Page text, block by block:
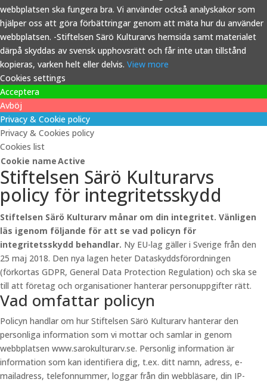
webbplatsen ska fungera bra. Vi använder också analyskakor som
hjälper oss att göra förbättringar genom att mäta hur du använder
webbplatsen. -Stiftelsen Särö Kulturarvs hemsida samt materialet
därpå skyddas av svensk upphovsrätt och får inte utan tillstånd
kopieras, varken helt eller delvis. View more
Cookies settings
Acceptera
Avböj
Privacy & Cookie policy
Privacy & Cookies policy
Cookies list
Cookie nameActive
Stiftelsen Särö Kulturarvs
policy för integritetsskydd
Stiftelsen Särö Kulturarv månar om din integritet. Vänligen
läs igenom följande för att se vad policyn för
integritetsskydd behandlar. Ny EU-lag gäller i Sverige från den
25 maj 2018. Den nya lagen heter Dataskyddsförordningen
(förkortas GDPR, General Data Protection Regulation) och ska se
till att företag och organisationer hanterar personuppgifter rätt.
Vad omfattar policyn
Policyn handlar om hur Stiftelsen Särö Kulturarv hanterar den
personliga information som vi mottar och samlar in genom
webbplatsen www.sarokulturarv.se. Personlig information är
information som kan identifiera dig, t.ex. ditt namn, adress, e-
mailadress, telefonnummer, loggar från din webbläsare, din IP-